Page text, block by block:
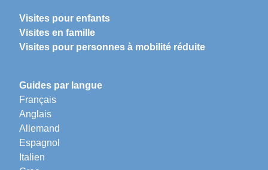
Visites pour enfants
Visites en famille
Visites pour personnes à mobilité réduite
Guides par langue
Français
Anglais
Allemand
Espagnol
Italien